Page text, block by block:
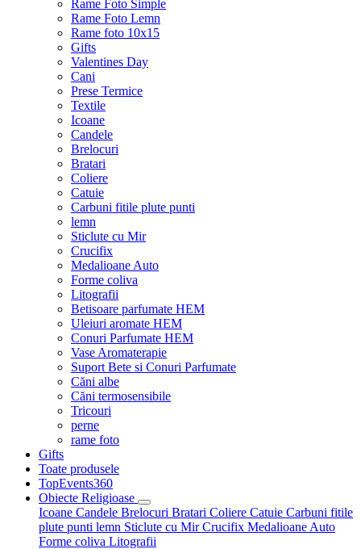
Rame Foto Simple
Rame Foto Lemn
Rame foto 10x15
Gifts
Valentines Day
Cani
Prese Termice
Textile
Icoane
Candele
Brelocuri
Bratari
Coliere
Catuie
Carbuni fitile plute punti
lemn
Sticlute cu Mir
Crucifix
Medalioane Auto
Forme coliva
Litografii
Betisoare parfumate HEM
Uleiuri aromate HEM
Conuri Parfumate HEM
Vase Aromaterapie
Suport Bete si Conuri Parfumate
Căni albe
Căni termosensibile
Tricouri
perne
rame foto
Gifts
Toate produsele
TopEvents360
Obiecte Religioase
Icoane Candele Brelocuri Bratari Coliere Catuie Carbuni fitile
plute punti lemn Sticlute cu MirCrucifix Medalioane Auto
Forme coliva Litografii